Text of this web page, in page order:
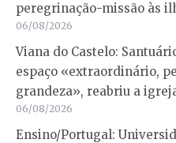
peregrinação-missão às
06/08/2026
Viana do Castelo:
espaço «extraordinário,
grandeza», reabriu a
06/08/2026
Ensino/Portugal: